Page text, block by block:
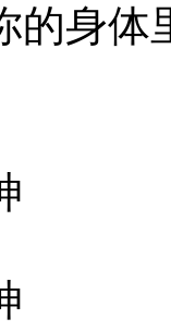
的身体